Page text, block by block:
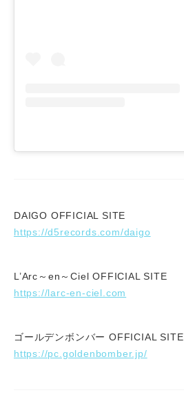
DAIGO OFFICIAL SITE
https://d5records.com/daigo
L’Arc～en～Ciel OFFICIAL SITE
https://larc-en-ciel.com
ゴールデンボンバー OFFICIAL SITE
https://pc.goldenbomber.jp/